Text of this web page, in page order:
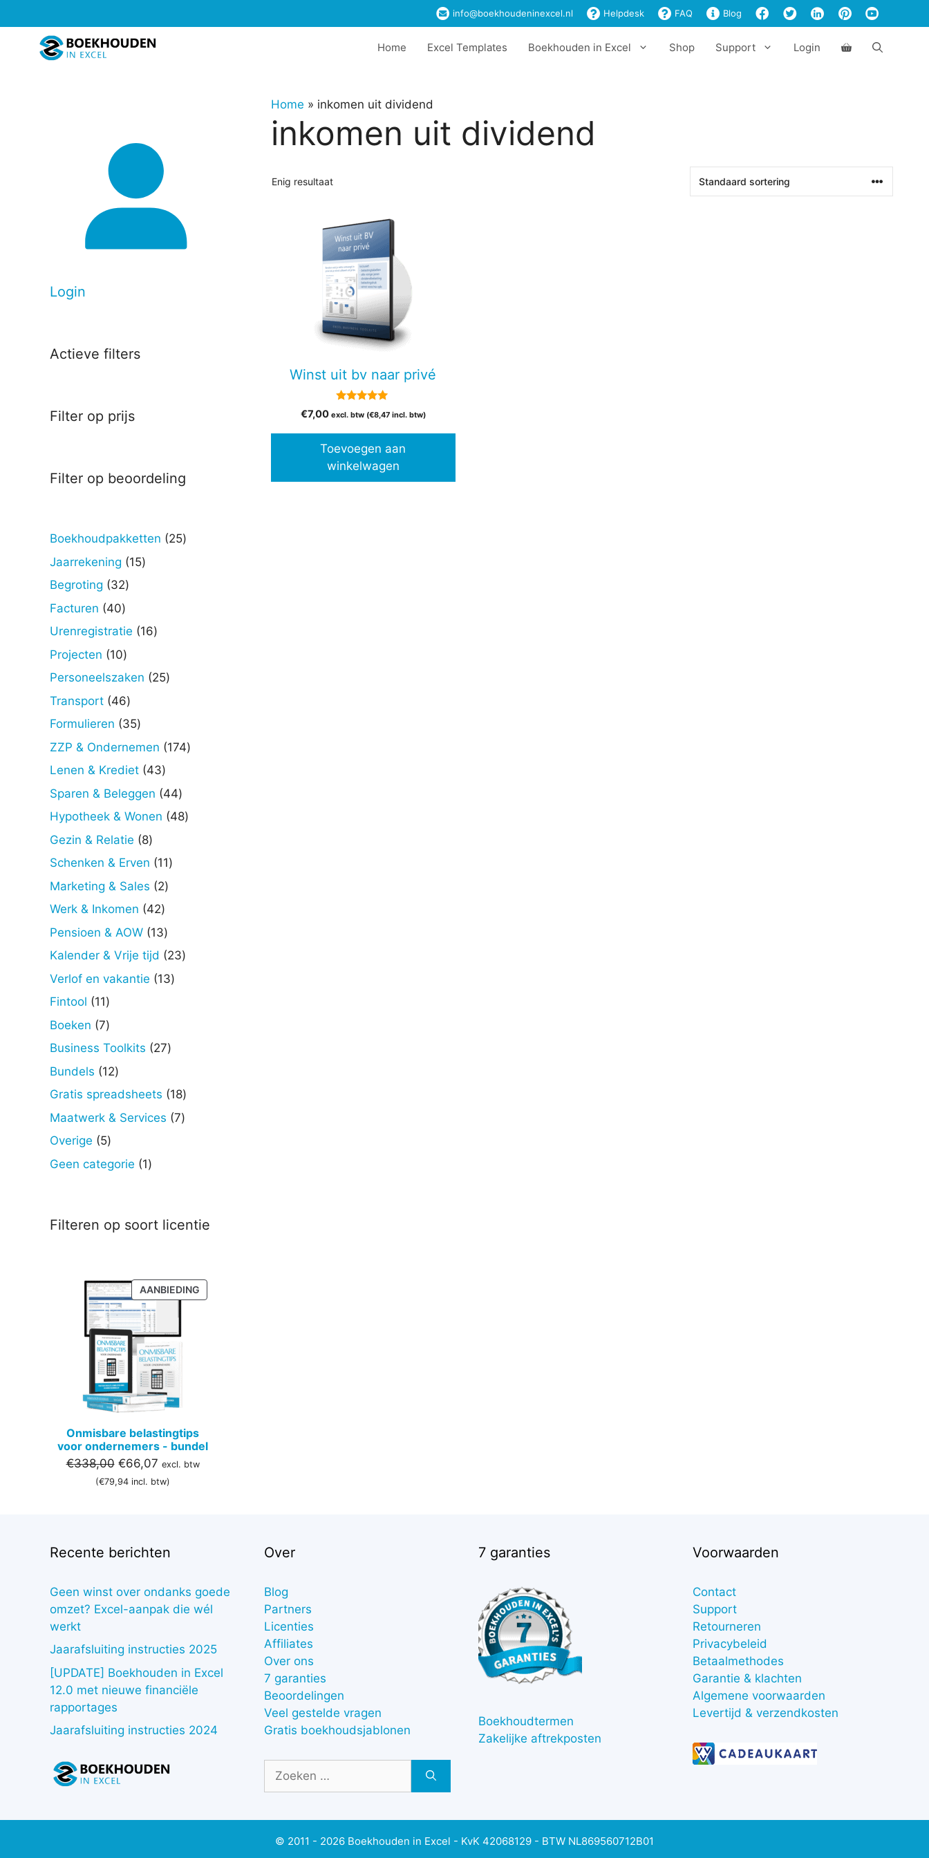
naar
info@boekhoudeninexcel.nl Helpdesk FAQ Blog
Home Excel Templates Boekhouden in Excel Shop Support Login
Home » inkomen uit dividend
inkomen uit dividend
Enig resultaat
Winst uit bv naar privé
5.00
van 5
€7,00 excl. btw (€8,47incl. btw)
Toevoegen aan
winkelwagen
Login
Actieve filters
Filter op prijs
Filter op beoordeling
Boekhoudpakketten 2525
Jaarrekening 1515
Begroting 3232
Facturen 4040
producten
Urenregistratie 1616
Projecten 1010
producten
Personeelszaken 2525
Transport 4646
producten
Formulieren 3535
producten
ZZP & Ondernemen 174174
Lenen & Krediet 4343
producten
Sparen & Beleggen 4444
producten
Hypotheek & Wonen 4848
Gezin & Relatie 88
producten
Schenken & Erven 1111
Marketing & Sales 22
Werk & Inkomen 4242
producten
Pensioen & AOW 1313
producten
Kalender & Vrije tijd 2323
Verlof en vakantie 1313
Fintool 1111
producten
Boeken 77
producten
Business Toolkits 2727
Bundels 1212
producten
Gratis spreadsheets 1818
producten
Maatwerk & Services 77
Overige 55
producten
Geen categorie 11
Filteren op soort licentie
AANBIEDINGPRODUCT
IN
Onmisbare belastingtips
voor ondernemers - bundel
€338,00 Oorspronkelijke
prijs
€66,07Huidige
prijs
excl. btw
(€79,94 incl. btw)
Recente berichten
Geen winst over ondanks goede
omzet? Excel-aanpak die wél
werkt
Jaarafsluiting instructies 2025
[UPDATE] Boekhouden in Excel
12.0 met nieuwe financiële
rapportages
Jaarafsluiting instructies 2024
Over
Blog
Partners
Licenties
Affiliates
Over ons
7 garanties
Beoordelingen
Veel gestelde vragen
Gratis boekhoudsjablonen
naar:
7 garanties
Boekhoudtermen
Zakelijke aftrekposten
Voorwaarden
Contact
Support
Retourneren
Privacybeleid
Betaalmethodes
Garantie & klachten
Algemene voorwaarden
Levertijd & verzendkosten
© 2011 - 2026 Boekhouden in Excel - KvK 42068129 - BTW NL869560712B01